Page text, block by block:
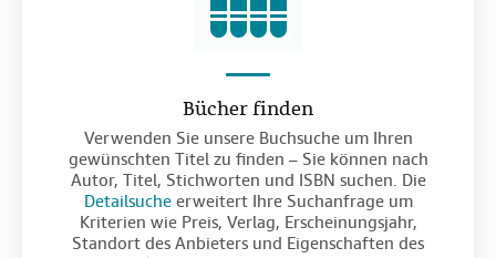
Bücher finden
Verwenden Sie unsere Buchsuche um Ihren
gewünschten Titel zu finden – Sie können nach
Autor, Titel, Stichworten und ISBN suchen. Die
Detailsucheerweitert Ihre Suchanfrage um
Kriterien wie Preis, Verlag, Erscheinungsjahr,
Standort des Anbieters und Eigenschaften des